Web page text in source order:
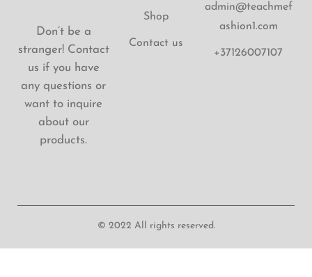
Don’t be a
stranger! Contact
us if you have
any questions or
want to inquire
about our
products.
Shop
Contact us
admin@teachmef
ashion1.com
+37126007107
© 2022 All rights reserved.